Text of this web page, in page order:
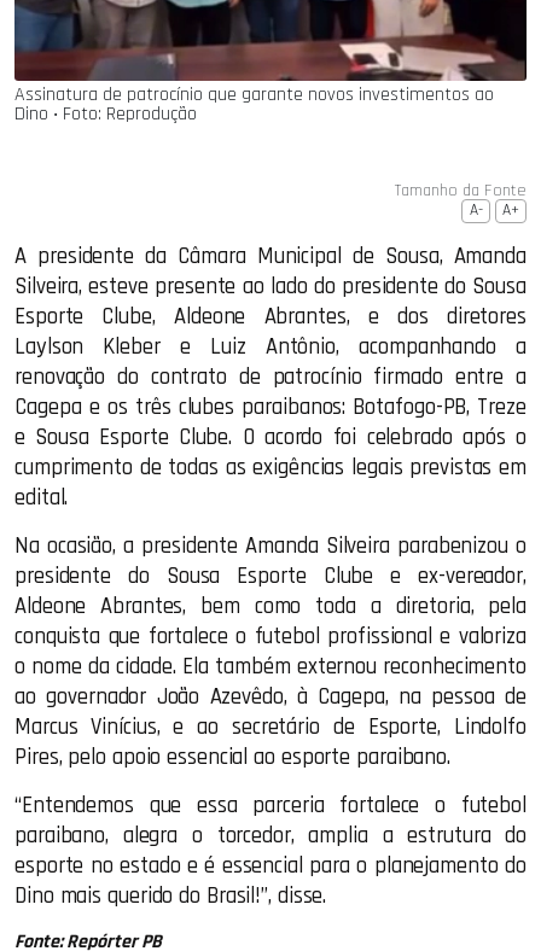
Assinatura de patrocínio que garante novos investimentos ao
Dino ‧ Foto: Reprodução
Tamanho da Fonte
A- A+
A presidente da Câmara Municipal de Sousa, Amanda
Silveira, esteve presente ao lado do presidente do Sousa
Esporte Clube, Aldeone Abrantes, e dos diretores
Laylson Kleber e Luiz Antônio, acompanhando a
renovação do contrato de patrocínio firmado entre a
Cagepa e os três clubes paraibanos: Botafogo-PB, Treze
e Sousa Esporte Clube. O acordo foi celebrado após o
cumprimento de todas as exigências legais previstas em
edital.
Na ocasião, a presidente Amanda Silveira parabenizou o
presidente do Sousa Esporte Clube e ex-vereador,
Aldeone Abrantes, bem como toda a diretoria, pela
conquista que fortalece o futebol profissional e valoriza
o nome da cidade. Ela também externou reconhecimento
ao governador João Azevêdo, à Cagepa, na pessoa de
Marcus Vinícius, e ao secretário de Esporte, Lindolfo
Pires, pelo apoio essencial ao esporte paraibano.
“Entendemos que essa parceria fortalece o futebol
paraibano, alegra o torcedor, amplia a estrutura do
esporte no estado e é essencial para o planejamento do
Dino mais querido do Brasil!”, disse.
Fonte: Repórter PB